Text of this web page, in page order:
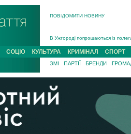
ПОВІДОМИТИ НОВИНУ
В Ужгороді попрощаються із
В Ужгороді 5 серпня
Підтвердили загибель
На війні з рф поліг військовий з
На Хустщині внаслідок ДТП за
Інструктора районного ТЦК на
СОЦІО КУЛЬТУРА КРИМІНАЛ СПОРТ
ЗМІ ПАРТІЇ БРЕНДИ